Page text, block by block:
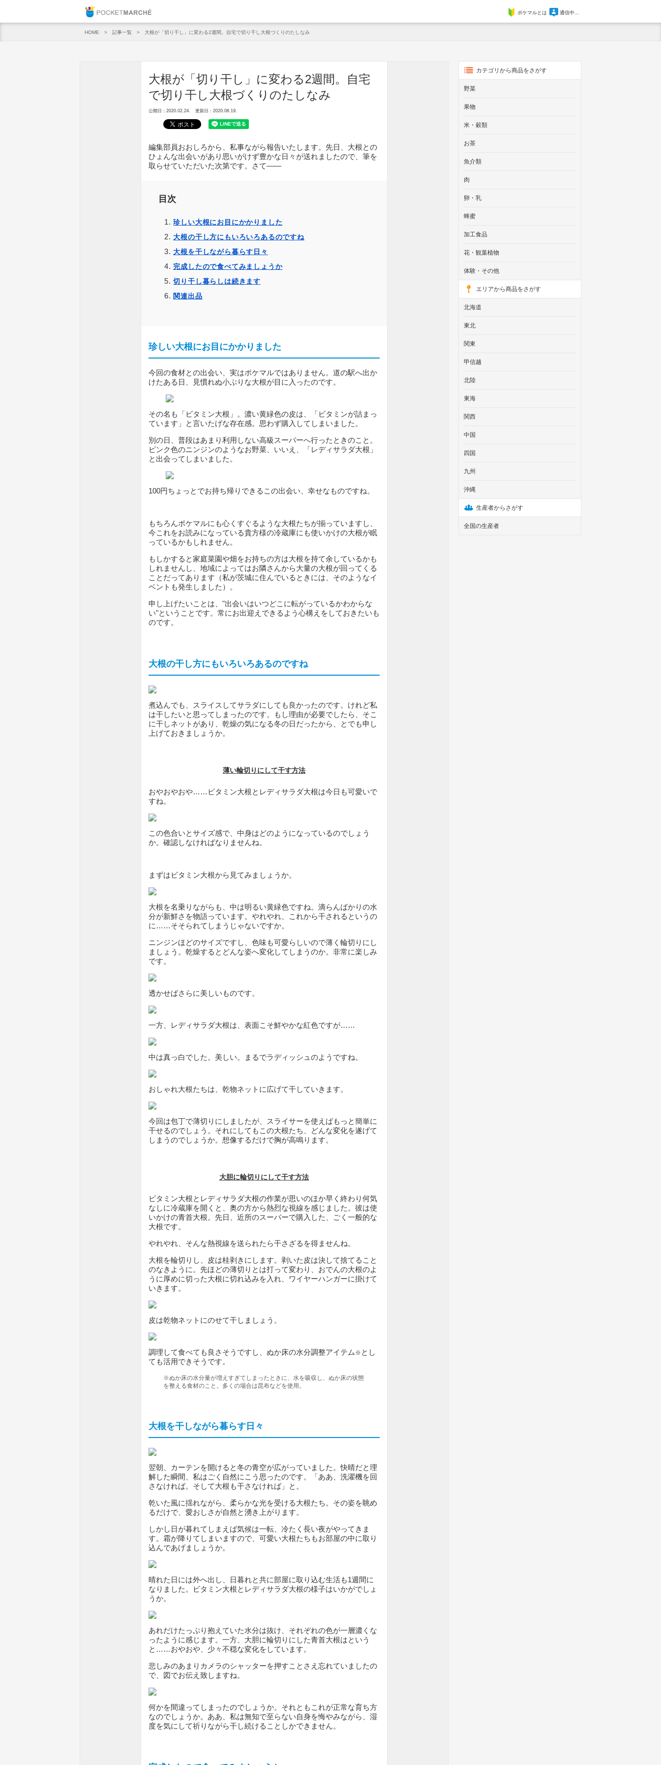
ポケマルとは 通信中...
HOME 記事一覧 大根が「切り干し」に変わる2週間。自宅で切り干し大根づくりのたしなみ
大根が「切り干し」に変わる2週間。自宅
で切り干し大根づくりのたしなみ
公開日：2020.02.24. 更新日：2020.08.19.
編集部員おおしろから、私事ながら報告いたします。先日、大根との
ひょんな出会いがあり思いがけず豊かな日々が送れましたので、筆を
取らせていただいた次第です。さて——
目次
珍しい大根にお目にかかりました
大根の干し方にもいろいろあるのですね
大根を干しながら暮らす日々
完成したので食べてみましょうか
切り干し暮らしは続きます
関連出品
珍しい大根にお目にかかりました
今回の食材との出会い、実はポケマルではありません。道の駅へ出か
けたある日、見慣れぬ小ぶりな大根が目に入ったのです。
その名も「ビタミン大根」。濃い黄緑色の皮は、「ビタミンが詰まっ
ています」と言いたげな存在感。思わず購入してしまいました。
別の日、普段はあまり利用しない高級スーパーへ行ったときのこと。
ピンク色のニンジンのようなお野菜、いいえ、「レディサラダ大根」
と出会ってしまいました。
100円ちょっとでお持ち帰りできるこの出会い、幸せなものですね。
もちろんポケマルにも心くすぐるような大根たちが揃っていますし、
今これをお読みになっている貴方様の冷蔵庫にも使いかけの大根が眠
っているかもしれません。
もしかすると家庭菜園や畑をお持ちの方は大根を持て余しているかも
しれませんし、地域によってはお隣さんから大量の大根が回ってくる
ことだってあります（私が茨城に住んでいるときには、そのようなイ
ベントも発生しました）。
申し上げたいことは、"出会いはいつどこに転がっているかわからな
い"ということです。常にお出迎えできるよう心構えをしておきたいも
のです。
大根の干し方にもいろいろあるのですね
煮込んでも、スライスしてサラダにしても良かったのです。けれど私
は干したいと思ってしまったのです。もし理由が必要でしたら、そこ
に干しネットがあり、乾燥の気になる冬の日だったから、とでも申し
上げておきましょうか。
薄い輪切りにして干す方法
おやおやおや……ビタミン大根とレディサラダ大根は今日も可愛いで
すね。
この色合いとサイズ感で、中身はどのようになっているのでしょう
か。確認しなければなりませんね。
まずはビタミン大根から見てみましょうか。
大根を名乗りながらも、中は明るい黄緑色ですね。滴らんばかりの水
分が新鮮さを物語っています。やれやれ、これから干されるというの
に……そそられてしまうじゃないですか。
ニンジンほどのサイズですし、色味も可愛らしいので薄く輪切りにし
ましょう。乾燥するとどんな姿へ変化してしまうのか。非常に楽しみ
です。
透かせばさらに美しいものです。
一方、レディサラダ大根は、表面こそ鮮やかな紅色ですが……
中は真っ白でした。美しい。まるでラディッシュのようですね。
おしゃれ大根たちは、乾物ネットに広げて干していきます。
今回は包丁で薄切りにしましたが、スライサーを使えばもっと簡単に
干せるのでしょう。それにしてもこの大根たち、どんな変化を遂げて
しまうのでしょうか。想像するだけで胸が高鳴ります。
大胆に輪切りにして干す方法
ビタミン大根とレディサラダ大根の作業が思いのほか早く終わり何気
なしに冷蔵庫を開くと、奥の方から熱烈な視線を感じました。彼は使
いかけの青首大根。先日、近所のスーパーで購入した、ごく一般的な
大根です。
やれやれ、そんな熱視線を送られたら干さざるを得ませんね。
大根を輪切りし、皮は桂剥きにします。剥いた皮は決して捨てること
のなきように。先ほどの薄切りとは打って変わり、おでんの大根のよ
うに厚めに切った大根に切れ込みを入れ、ワイヤーハンガーに掛けて
いきます。
皮は乾物ネットにのせて干しましょう。
調理して食べても良さそうですし、ぬか床の水分調整アイテム ※ とし
ても活用できそうです。
※ぬか床の水分量が増えすぎてしまったときに、水を吸収し、ぬか床の状態
を整える食材のこと。多くの場合は昆布などを使用。
大根を干しながら暮らす日々
翌朝、カーテンを開けると冬の青空が広がっていました。快晴だと理
解した瞬間、私はごく自然にこう思ったのです。「ああ、洗濯機を回
さなければ。そして大根も干さなければ」と。
乾いた風に揺れながら、柔らかな光を受ける大根たち。その姿を眺め
るだけで、愛おしさが自然と湧き上がります。
しかし日が暮れてしまえば気候は一転、冷たく長い夜がやってきま
す。霜が降りてしまいますので、可愛い大根たちもお部屋の中に取り
込んであげましょうか。
晴れた日には外へ出し、日暮れと共に部屋に取り込む生活も1週間に
なりました。ビタミン大根とレディサラダ大根の様子はいかがでしょ
うか。
あれだけたっぷり抱えていた水分は抜け、それぞれの色が一層濃くな
ったように感じます。一方、大胆に輪切りにした青首大根はという
と……おやおや、少々不穏な変化をしています。
悲しみのあまりカメラのシャッターを押すことさえ忘れていましたの
で、図でお伝え致しますね。
何かを間違ってしまったのでしょうか。それともこれが正常な育ち方
なのでしょうか。ああ、私は無知で至らない自身を悔やみながら、湿
度を気にして祈りながら干し続けることしかできません。
カテゴリから商品をさがす
野菜
果物
米・穀類
お茶
魚介類
肉
卵・乳
蜂蜜
加工食品
花・観葉植物
体験・その他
エリアから商品をさがす
北海道
東北
関東
甲信越
北陸
東海
関西
中国
四国
九州
沖縄
生産者からさがす
全国の生産者